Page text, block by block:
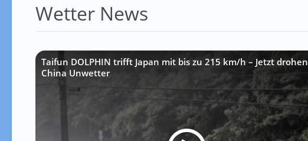
Wetter News
Taifun DOLPHIN trifft Japan mit bis zu 215 km/h – Jetzt drohen
China Unwetter